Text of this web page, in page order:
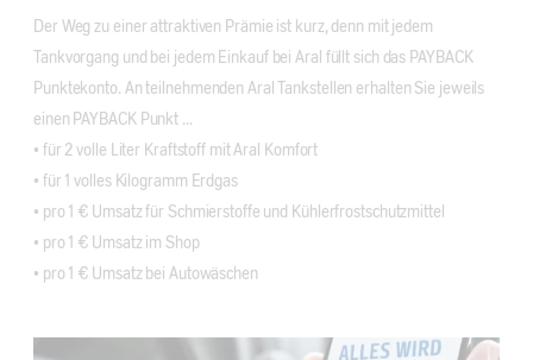
Der Weg zu einer attraktiven Prämie ist kurz, denn mit jedem
Tankvorgang und bei jedem Einkauf bei Aral füllt sich das PAYBACK
Punktekonto. An teilnehmenden Aral Tankstellen erhalten Sie jeweils
einen PAYBACK Punkt ...
• für 2 volle Liter Kraftstoff mit Aral Komfort
• für 1 volles Kilogramm Erdgas
• pro 1 € Umsatz für Schmierstoffe und Kühlerfrostschutzmittel
• pro 1 € Umsatz im Shop
• pro 1 € Umsatz bei Autowäschen